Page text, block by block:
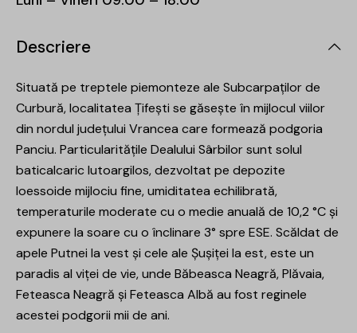
Descriere
Situată pe treptele piemonteze ale Subcarpaților de
Curbură, localitatea Țifești se găsește în mijlocul viilor
din nordul județului Vrancea care formează podgoria
Panciu. Particularitățile Dealului Sârbilor sunt solul
baticalcaric lutoargilos, dezvoltat pe depozite
loessoide mijlociu fine, umiditatea echilibrată,
temperaturile moderate cu o medie anuală de 10,2 °C și
expunere la soare cu o înclinare 3° spre ESE. Scăldat de
apele Putnei la vest și cele ale Șușiței la est, este un
paradis al viței de vie, unde Băbeasca Neagră, Plăvaia,
Feteasca Neagră și Feteasca Albă au fost reginele
acestei podgorii mii de ani.